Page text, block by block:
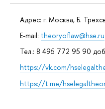
Адрес: г. Москва, Б.
E-mail: theoryoflaw@hse.ru
Тел.: 8 495 772 95 90
https://vk.com/
https://t.me/